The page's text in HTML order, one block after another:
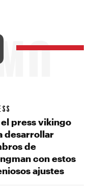
el press vikingo
desarrollar
de
con estos
ajustes